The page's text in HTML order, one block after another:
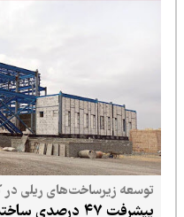
توسعه زیرساخت‌های ریلی در کشور
پیشرفت ۴۷ درصدی ساختمان ایستگاه راه‌آهن سبزوار